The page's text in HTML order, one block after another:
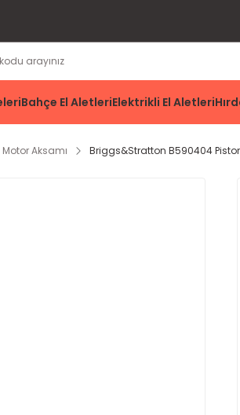
Bahçe El AletleriElektrikli El Aletleri
Motor Aksamı Briggs&Stratton B590404